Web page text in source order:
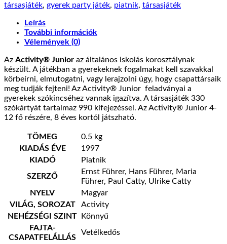
társasjáték, gyerek party játék, piatnik, társasjáték
Leírás
További információk
Vélemények (0)
Az Activity® Junior az általános iskolás korosztálynak
készült. A játékban a gyerekeknek fogalmakat kell szavakkal
körbeírni, elmutogatni, vagy lerajzolni úgy, hogy csapattársaik
meg tudják fejteni! Az Activity® Junior feladványai a
gyerekek szókincséhez vannak igazítva. A társasjáték 330
szókártyát tartalmaz 990 kifejezéssel. Az Activity® Junior 4-
12 fő részére, 8 éves kortól játszható.
TÖMEG
0.5 kg
KIADÁS ÉVE
1997
KIADÓ
Piatnik
SZERZŐ
Ernst Führer, Hans Führer, Maria
Führer, Paul Catty, Ulrike Catty
NYELV
Magyar
VILÁG, SOROZAT
Activity
NEHÉZSÉGI SZINT
Könnyű
FAJTA-
CSAPATFELÁLLÁS
Vetélkedős